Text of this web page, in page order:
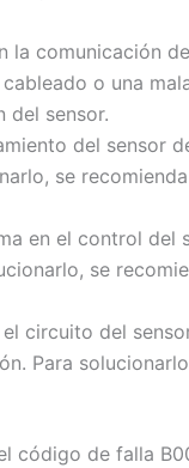
la comunicación
o una
del sensor.
del sensor
se
en el control del
se
circuito del
Para
código de falla